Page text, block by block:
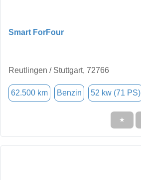
Smart ForFour
Reutlingen / Stuttgart, 72766
62.500 km Benzin 52 kw (71 PS)
★